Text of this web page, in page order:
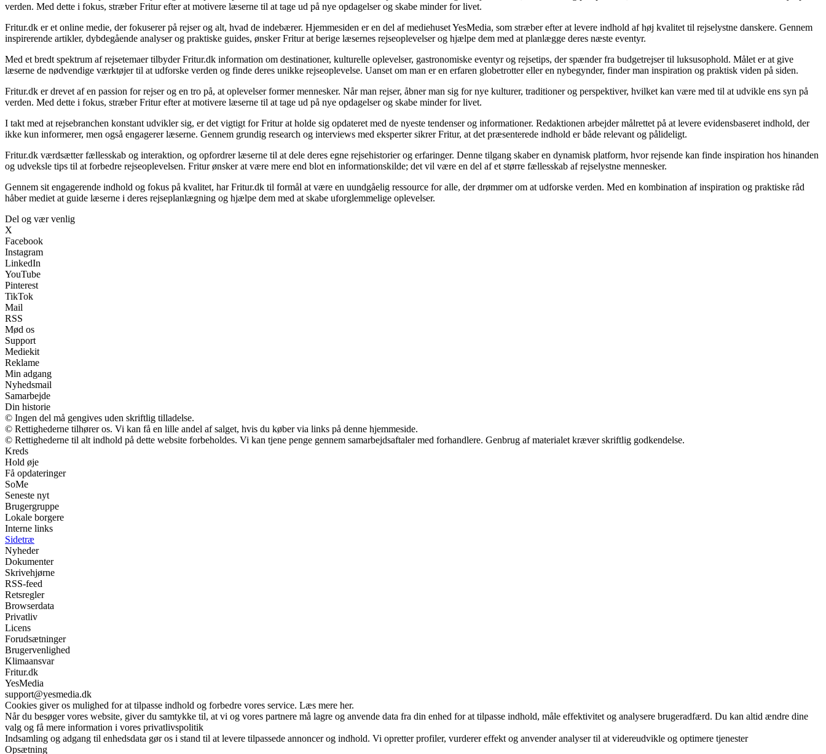
verden. Med dette i fokus, stræber Fritur efter at motivere læserne til at tage ud på nye opdagelser og skabe minder for livet.
Fritur.dk er et online medie, der fokuserer på rejser og alt, hvad de indebærer. Hjemmesiden er en del af mediehuset YesMedia, som stræber efter at levere indhold af høj kvalitet til rejselystne danskere. Gennem
inspirerende artikler, dybdegående analyser og praktiske guides, ønsker Fritur at berige læsernes rejseoplevelser og hjælpe dem med at planlægge deres næste eventyr.
Med et bredt spektrum af rejsetemaer tilbyder Fritur.dk information om destinationer, kulturelle oplevelser, gastronomiske eventyr og rejsetips, der spænder fra budgetrejser til luksusophold. Målet er at give
læserne de nødvendige værktøjer til at udforske verden og finde deres unikke rejseoplevelse. Uanset om man er en erfaren globetrotter eller en nybegynder, finder man inspiration og praktisk viden på siden.
Fritur.dk er drevet af en passion for rejser og en tro på, at oplevelser former mennesker. Når man rejser, åbner man sig for nye kulturer, traditioner og perspektiver, hvilket kan være med til at udvikle ens syn på
verden. Med dette i fokus, stræber Fritur efter at motivere læserne til at tage ud på nye opdagelser og skabe minder for livet.
I takt med at rejsebranchen konstant udvikler sig, er det vigtigt for Fritur at holde sig opdateret med de nyeste tendenser og informationer. Redaktionen arbejder målrettet på at levere evidensbaseret indhold, der
ikke kun informerer, men også engagerer læserne. Gennem grundig research og interviews med eksperter sikrer Fritur, at det præsenterede indhold er både relevant og pålideligt.
Fritur.dk værdsætter fællesskab og interaktion, og opfordrer læserne til at dele deres egne rejsehistorier og erfaringer. Denne tilgang skaber en dynamisk platform, hvor rejsende kan finde inspiration hos hinanden
og udveksle tips til at forbedre rejseoplevelsen. Fritur ønsker at være mere end blot en informationskilde; det vil være en del af et større fællesskab af rejselystne mennesker.
Gennem sit engagerende indhold og fokus på kvalitet, har Fritur.dk til formål at være en uundgåelig ressource for alle, der drømmer om at udforske verden. Med en kombination af inspiration og praktiske råd
håber mediet at guide læserne i deres rejseplanlægning og hjælpe dem med at skabe uforglemmelige oplevelser.
Del og vær venlig
X
Facebook
Instagram
LinkedIn
YouTube
Pinterest
TikTok
Mail
RSS
Mød os
Support
Mediekit
Reklame
Min adgang
Nyhedsmail
Samarbejde
Din historie
© Ingen del må gengives uden skriftlig tilladelse.
© Rettighederne tilhører os. Vi kan få en lille andel af salget, hvis du køber via links på denne hjemmeside.
© Rettighederne til alt indhold på dette website forbeholdes. Vi kan tjene penge gennem samarbejdsaftaler med forhandlere. Genbrug af materialet kræver skriftlig godkendelse.
Kreds
Hold øje
Få opdateringer
SoMe
Seneste nyt
Brugergruppe
Lokale borgere
Interne links
Sidetræ
Nyheder
Dokumenter
Skrivehjørne
RSS-feed
Retsregler
Browserdata
Privatliv
Licens
Forudsætninger
Brugervenlighed
Klimaansvar
Fritur.dk
YesMedia
support@yesmedia.dk
Cookies giver os mulighed for at tilpasse indhold og forbedre vores service. Læs mere her.
Når du besøger vores website, giver du samtykke til, at vi og vores partnere må lagre og anvende data fra din enhed for at tilpasse indhold, måle effektivitet og analysere brugeradfærd. Du kan altid ændre dine
valg og få mere information i vores privatlivspolitik
Indsamling og adgang til enhedsdata gør os i stand til at levere tilpassede annoncer og indhold. Vi opretter profiler, vurderer effekt og anvender analyser til at videreudvikle og optimere tjenester
Opsætning